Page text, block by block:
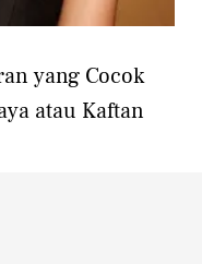
yang Cocok
atau Kaftan